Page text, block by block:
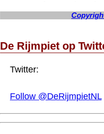
De Rijmpiet op
Twitter:
Follow @DeRijmpietNL